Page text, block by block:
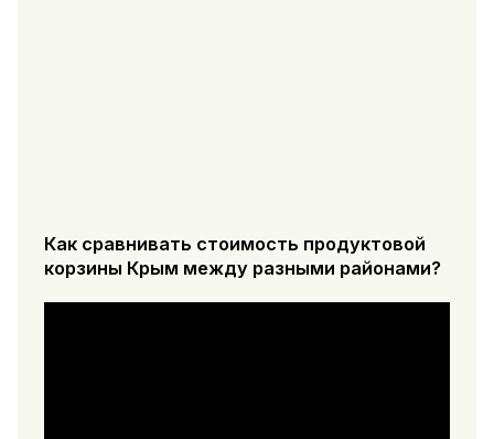
Как сравнивать стоимость продуктовой
корзины Крым между разными районами?